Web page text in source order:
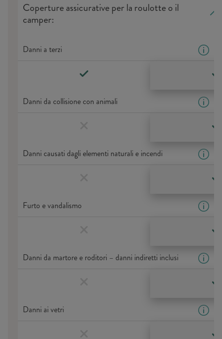
Coperture assicurative per la roulotte o il
camper:
Danni a terzi
Danni da collisione con animali
Danni causati dagli elementi naturali e incendi
Furto e vandalismo
Danni da martore e roditori – danni indiretti inclusi
Danni ai vetri